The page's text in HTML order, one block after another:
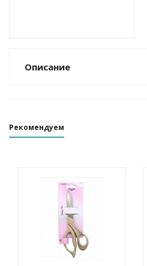
Описание
Рекомендуем